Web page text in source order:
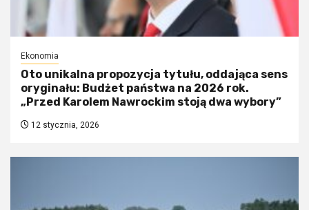
Ekonomia
Oto unikalna propozycja tytułu, oddająca sens
oryginału: Budżet państwa na 2026 rok.
„Przed Karolem Nawrockim stoją dwa wybory”
12 stycznia, 2026